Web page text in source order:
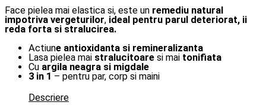
Face pielea mai elastica si, este un remediu natural
impotriva vergeturilor, ideal pentru parul deteriorat, ii
reda forta si stralucirea.
Actiune antioxidanta si remineralizanta
Lasa pielea mai stralucitoare si mai tonifiata
Cu argila neagra si migdale
3 in 1 – pentru par, corp si maini
Descriere